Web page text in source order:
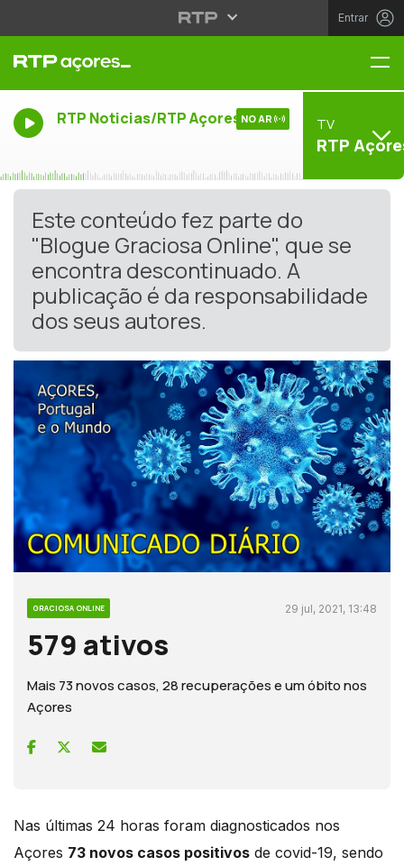
Entrar
RTP Noticias/RTP Açores NO AR TV
RTP
Este conteúdo fez parte do
"Blogue Graciosa Online", que se
encontra descontinuado. A
publicação é da responsabilidade
dos seus autores.
GRACIOSA ONLINE 29 jul, 2021, 13:48
579 ativos
Mais 73 novos casos, 28 recuperações e um óbito nos
Açores
Nas últimas 24 horas foram diagnosticados nos
Açores 73 novos casos positivos de covid-19, sendo